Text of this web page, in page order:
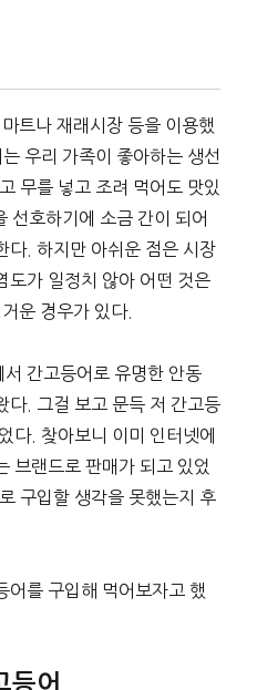
트나 재래시장 등을 이용했
우리 가족이 좋아하는 생선
무를 넣고 조려 먹어도 맛있
선호하기에 소금 간이 되어
다. 하지만 아쉬운 점은 시장
도가 일정치 않아 어떤 것은
운 경우가 있다.
간고등어로 유명한 안동
다. 그걸 보고 문득 저 간고등
다. 찾아보니 이미 인터넷에
브랜드로 판매가 되고 있었
구입할 생각을 못했는지 후
어를 구입해 먹어보자고 했
등어